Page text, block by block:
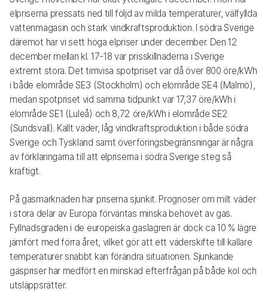
elpriserna pressats ned till följd av milda temperaturer, välfyllda
vattenmagasin och stark vindkraftsproduktion. I södra Sverige
däremot har vi sett höga elpriser under december. Den 12
december mellan kl. 17-18 var prisskillnaderna i Sverige
extremt stora. Det timvisa spotpriset var då över 800 öre/kWh
i både elområde SE3 (Stockholm) och elområde SE4 (Malmö),
medan spotpriset vid samma tidpunkt var 17,37 öre/kWh i
elområde SE1 (Luleå) och 8,72 öre/kWh i elområde SE2
(Sundsvall). Kallt väder, låg vindkraftsproduktion i både södra
Sverige och Tyskland samt överföringsbegränsningar är några
av förklaringarna till att elpriserna i södra Sverige steg så
kraftigt.
På gasmarknaden har priserna sjunkit. Prognoser om milt väder
i stora delar av Europa förväntas minska behovet av gas.
Fyllnadsgraden i de europeiska gaslagren är dock ca 10 % lägre
jämfört med förra året, vilket gör att ett väderskifte till kallare
temperaturer snabbt kan förändra situationen. Sjunkande
gaspriser har medfört en minskad efterfrågan på både kol och
utsläppsrätter.